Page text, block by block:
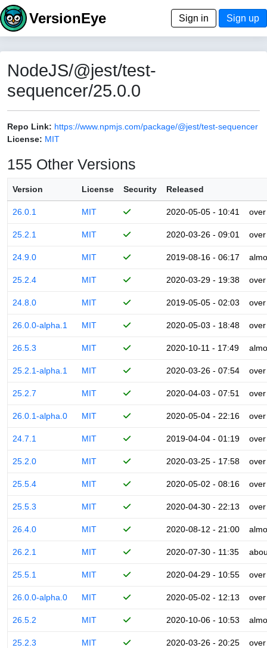
VersionEye Sign in Sign up
NodeJS/@jest/test-
sequencer/25.0.0
Repo Link: https://www.npmjs.com/package/@jest/test-sequencer
License: MIT
155 Other Versions
Version License Security Released
26.0.1 MIT 2020-05-05 - 10:41
25.2.1 MIT 2020-03-26 - 09:01
24.9.0 MIT 2019-08-16 - 06:17
25.2.4 MIT 2020-03-29 - 19:38
24.8.0 MIT 2019-05-05 - 02:03
26.0.0-alpha.1 MIT 2020-05-03 - 18:48
26.5.3 MIT 2020-10-11 - 17:49
25.2.1-alpha.1 MIT 2020-03-26 - 07:54
25.2.7 MIT 2020-04-03 - 07:51
26.0.1-alpha.0 MIT 2020-05-04 - 22:16
24.7.1 MIT 2019-04-04 - 01:19
25.2.0 MIT 2020-03-25 - 17:58
25.5.4 MIT 2020-05-02 - 08:16
25.5.3 MIT 2020-04-30 - 22:13
26.4.0 MIT 2020-08-12 - 21:00
26.2.1 MIT 2020-07-30 - 11:35
25.5.1 MIT 2020-04-29 - 10:55
26.0.0-alpha.0 MIT 2020-05-02 - 12:13
26.5.2 MIT 2020-10-06 - 10:53
25.2.3 MIT 2020-03-26 - 20:25